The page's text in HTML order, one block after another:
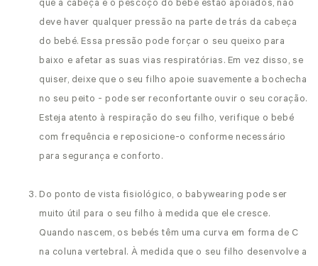
que a cabeça e o pescoço do bebé estão apoiados, não
deve haver qualquer pressão na parte de trás da cabeça
do bebé. Essa pressão pode forçar o seu queixo para
baixo e afetar as suas vias respiratórias. Em vez disso, se
quiser, deixe que o seu filho apoie suavemente a bochecha
no seu peito - pode ser reconfortante ouvir o seu coração.
Esteja atento à respiração do seu filho, verifique o bebé
com frequência e reposicione-o conforme necessário
para segurança e conforto.
Do ponto de vista fisiológico, o babywearing pode ser
muito útil para o seu filho à medida que ele cresce.
Quando nascem, os bebés têm uma curva em forma de C
na coluna vertebral. À medida que o seu filho desenvolve a